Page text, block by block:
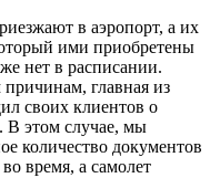
в аэропорт, а их
ими приобретены
нет в расписании.
главная из
своих клиентов о
В этом случае, мы
количество документов
время, а самолет